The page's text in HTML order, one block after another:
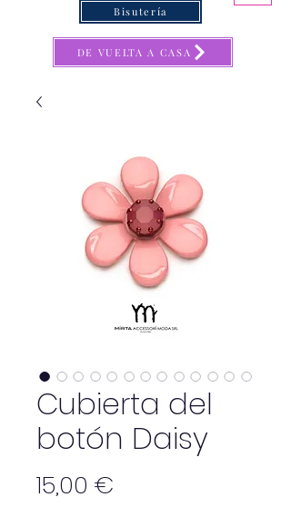
DE VUELTA A CASA
Bisutería
Cubierta del
botón Daisy
15,00 €